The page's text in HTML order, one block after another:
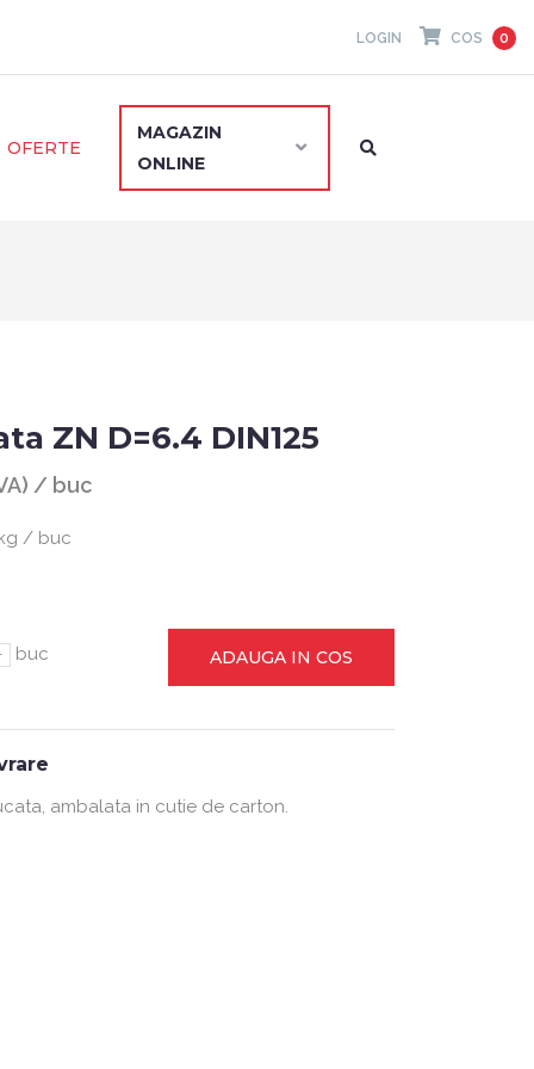
LOGIN COS 0
OFERTE
MAGAZIN
ONLINE
ZN D=6.4 DIN125
/ buc
/ buc
buc ADAUGA IN COS
ambalata in cutie de carton.